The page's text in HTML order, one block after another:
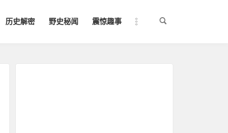
历史解密 野史秘闻 震惊趣事